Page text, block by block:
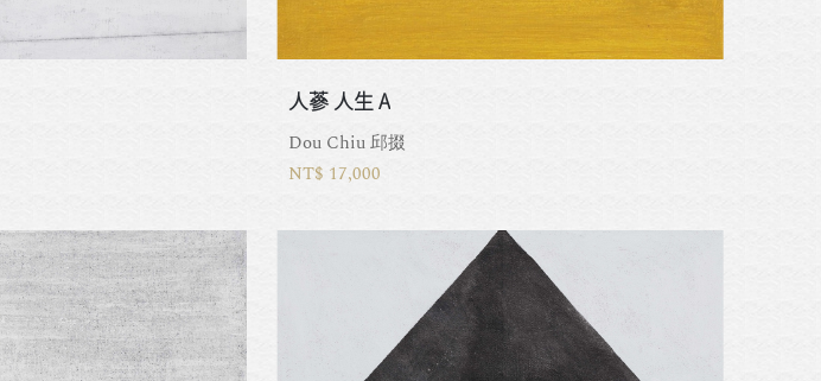
人蔘 人生 A
Dou Chiu 邱掇
NT$ 17,000